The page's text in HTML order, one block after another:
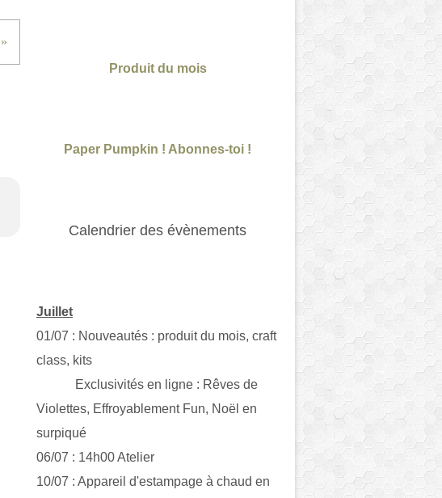
Produit du mois
Paper Pumpkin ! Abonnes-toi !
Calendrier des évènements
Juillet
01/07 : Nouveautés : produit du mois, craft
class, kits
Exclusivités en ligne : Rêves de
Violettes, Effroyablement Fun, Noël en
surpiqué
06/07 : 14h00 Atelier
10/07 : Appareil d'estampage à chaud en